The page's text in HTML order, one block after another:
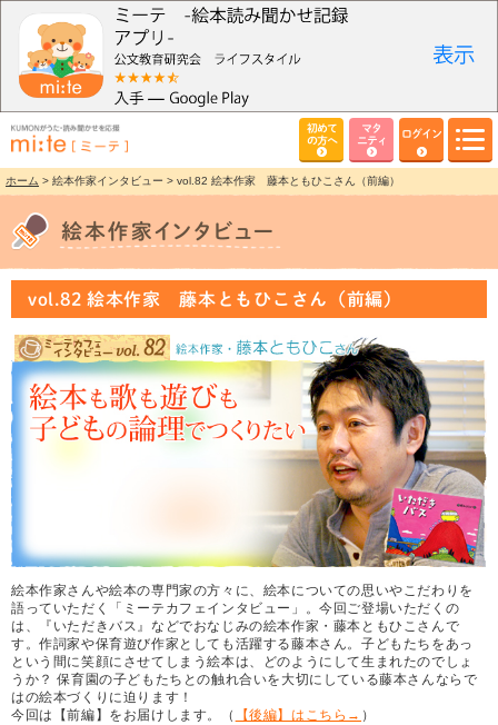
初めて
の方へ
マタ
ニティ
ログイン
ホーム > 絵本作家インタビュー > vol.82 絵本作家 藤本ともひこさん（前編）
vol.82 絵本作家 藤本ともひこさん（前編）
絵本作家さんや絵本の専門家の方々に、絵本についての思いやこだわりを
語っていただく「ミーテカフェインタビュー」。今回ご登場いただくの
は、『いただきバス』などでおなじみの絵本作家・藤本ともひこさんで
す。作詞家や保育遊び作家としても活躍する藤本さん。子どもたちをあっ
という間に笑顔にさせてしまう絵本は、どのようにして生まれたのでしょ
うか？ 保育園の子どもたちとの触れ合いを大切にしている藤本さんならで
はの絵本づくりに迫ります！
今回は【前編】をお届けします。（
【後編】はこちら→ ）